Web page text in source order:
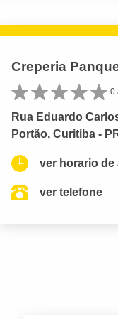
Creperia
0
Rua Eduardo
Portão, Curitiba -
ver horario de
ver telefone